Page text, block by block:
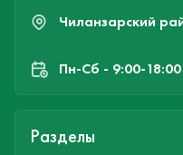
Чиланзарский
Пн-Cб - 9:00-
Разделы